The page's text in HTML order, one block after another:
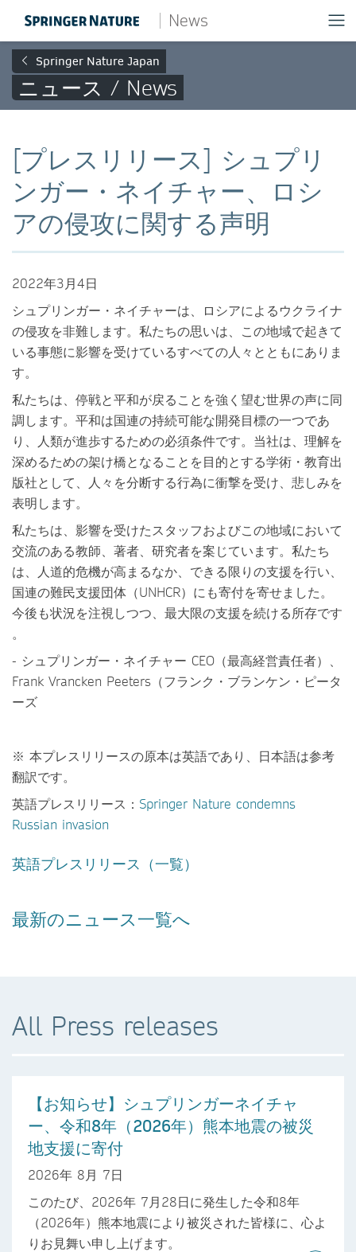
News
Springer Nature Japan
ニュース / News
[プレスリリース] シュプリ
ンガー・ネイチャー、ロシ
アの侵攻に関する声明
2022年3月4日
シュプリンガー・ネイチャーは、ロシアによるウクライナ
の侵攻を非難します。私たちの思いは、この地域で起きて
いる事態に影響を受けているすべての人々とともにありま
す。
私たちは、停戦と平和が戻ることを強く望む世界の声に同
調します。平和は国連の持続可能な開発目標の一つであ
り、人類が進歩するための必須条件です。当社は、理解を
深めるための架け橋となることを目的とする学術・教育出
版社として、人々を分断する行為に衝撃を受け、悲しみを
表明します。
私たちは、影響を受けたスタッフおよびこの地域において
交流のある教師、著者、研究者を案じています。私たち
は、人道的危機が高まるなか、できる限りの支援を行い、
国連の難民支援団体（UNHCR）にも寄付を寄せました。
今後も状況を注視しつつ、最大限の支援を続ける所存です
。
- シュプリンガー・ネイチャー CEO（最高経営責任者）、
Frank Vrancken Peeters（フランク・ブランケン・ピータ
ーズ
※ 本プレスリリースの原本は英語であり、日本語は参考
翻訳です。
英語プレスリリース： Springer Nature condemns
Russian invasion
英語プレスリリース（一覧）
最新のニュース一覧へ
All Press releases
【お知らせ】シュプリンガーネイチャ
ー、令和8年（2026年）熊本地震の被災
地支援に寄付
2026年 8月 7日
このたび、2026年 7月28日に発生した令和8年
（2026年）熊本地震により被災された皆様に、心よ
りお見舞い申し上げます。